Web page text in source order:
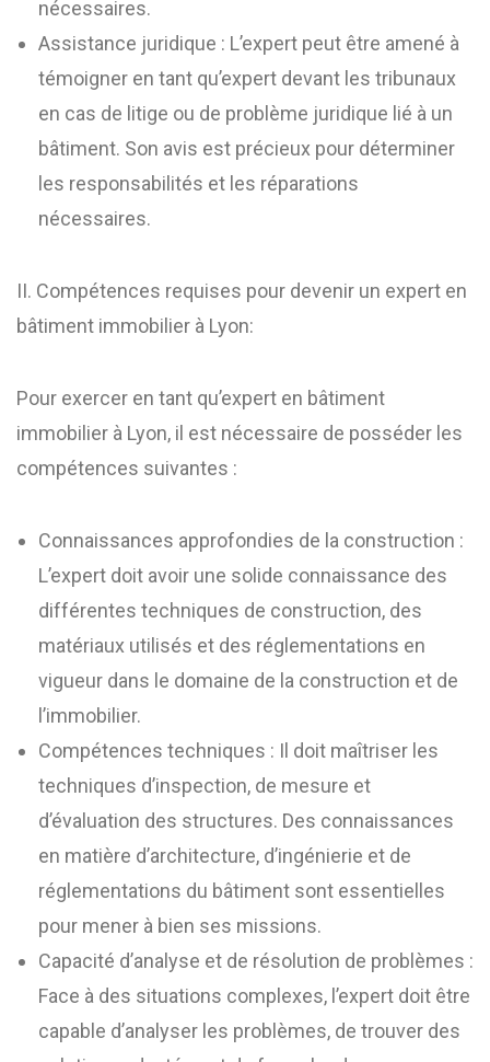
nécessaires.
Assistance juridique : L’expert peut être amené à
témoigner en tant qu’expert devant les tribunaux
en cas de litige ou de problème juridique lié à un
bâtiment. Son avis est précieux pour déterminer
les responsabilités et les réparations
nécessaires.
II. Compétences requises pour devenir un expert en
bâtiment immobilier à Lyon:
Pour exercer en tant qu’expert en bâtiment
immobilier à Lyon, il est nécessaire de posséder les
compétences suivantes :
Connaissances approfondies de la construction :
L’expert doit avoir une solide connaissance des
différentes techniques de construction, des
matériaux utilisés et des réglementations en
vigueur dans le domaine de la construction et de
l’immobilier.
Compétences techniques : Il doit maîtriser les
techniques d’inspection, de mesure et
d’évaluation des structures. Des connaissances
en matière d’architecture, d’ingénierie et de
réglementations du bâtiment sont essentielles
pour mener à bien ses missions.
Capacité d’analyse et de résolution de problèmes :
Face à des situations complexes, l’expert doit être
capable d’analyser les problèmes, de trouver des